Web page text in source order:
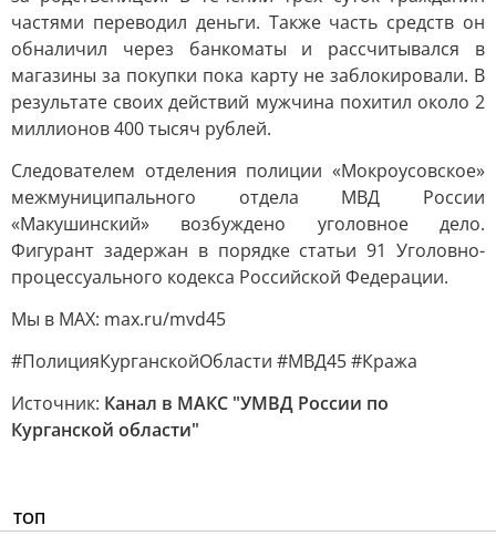
частями переводил деньги. Также часть средств он
обналичил через банкоматы и рассчитывался в
магазины за покупки пока карту не заблокировали. В
результате своих действий мужчина похитил около 2
миллионов 400 тысяч рублей.
Следователем отделения полиции «Мокроусовское»
межмуниципального отдела МВД России
«Макушинский» возбуждено уголовное дело.
Фигурант задержан в порядке статьи 91 Уголовно-
процессуального кодекса Российской Федерации.
Мы в MAX: max.ru/mvd45
#ПолицияКурганскойОбласти #МВД45 #Кража
Источник: Канал в МАКС "УМВД России по
Курганской области"
ТОП